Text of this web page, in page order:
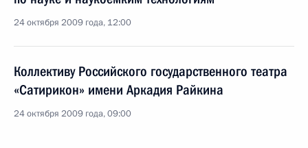
24 октября 2009 года, 12:00
Коллективу Российского государственного театра
«Сатирикон» имени Аркадия Райкина
24 октября 2009 года, 09:00